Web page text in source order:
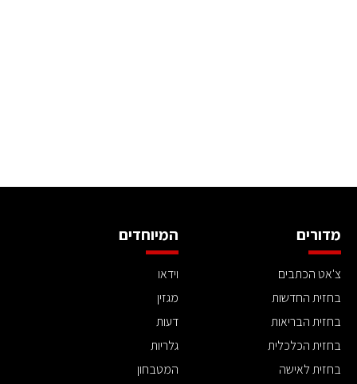
מדורים
צ'אט הכתבים
בחזית החדשות
בחזית הבריאות
בחזית הכלכלית
בחזית לאישה
המיוחדים
וידאו
מגזין
דעות
גלריות
המטבחון